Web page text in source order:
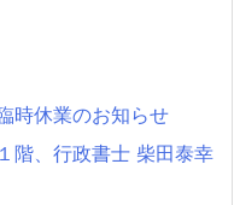
時休業のお知らせ
階、行政書士 柴田泰幸